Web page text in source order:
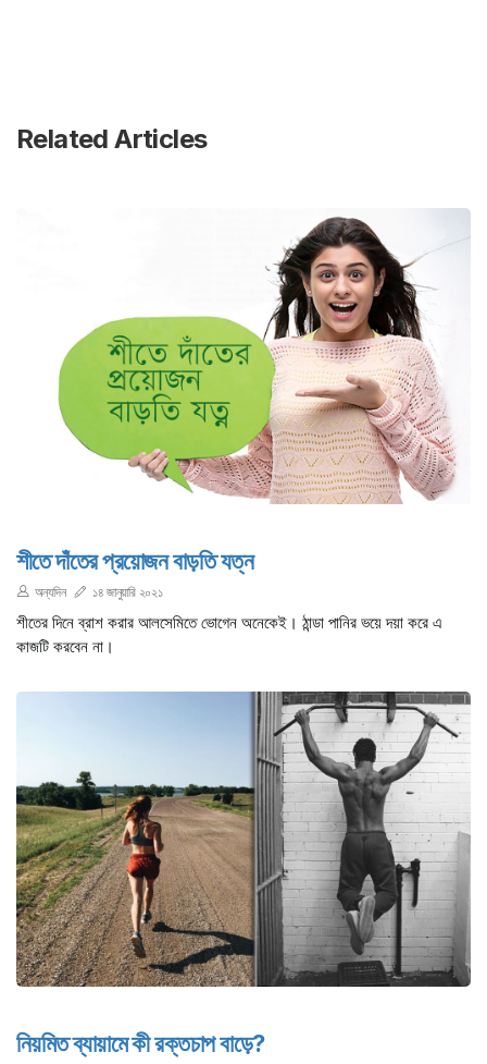
Related Articles
শীতে দাঁতের প্রয়োজন বাড়তি যত্ন
অন্যদিন ১৪ জানুয়ারি ২০২১
শীতের দিনে ব্রাশ করার আলসেমিতে ভোগেন অনেকেই। ঠান্ডা পানির ভয়ে দয়া করে এ
কাজটি করবেন না।
নিয়মিত ব্যায়ামে কী রক্তচাপ বাড়ে?